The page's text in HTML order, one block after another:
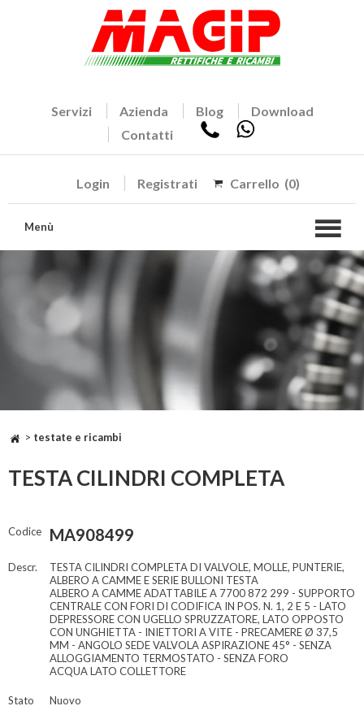
Servizi Azienda Blog
Download
Contatti
Login Registrati Carrello (0)
Menù
> testate e ricambi
TESTA CILINDRI COMPLETA
Codice MA908499
Descr.
TESTA CILINDRI COMPLETA DI VALVOLE, MOLLE, PUNTERIE,
ALBERO A CAMME E SERIE BULLONI TESTA
ALBERO A CAMME ADATTABILE A 7700 872 299 - SUPPORTO
CENTRALE CON FORI DI CODIFICA IN POS. N. 1, 2 E 5 - LATO
DEPRESSORE CON UGELLO SPRUZZATORE, LATO OPPOSTO
CON UNGHIETTA - INIETTORI A VITE - PRECAMERE Ø 37,5
MM - ANGOLO SEDE VALVOLA ASPIRAZIONE 45° - SENZA
ALLOGGIAMENTO TERMOSTATO - SENZA FORO
ACQUA LATO COLLETTORE
Stato Nuovo